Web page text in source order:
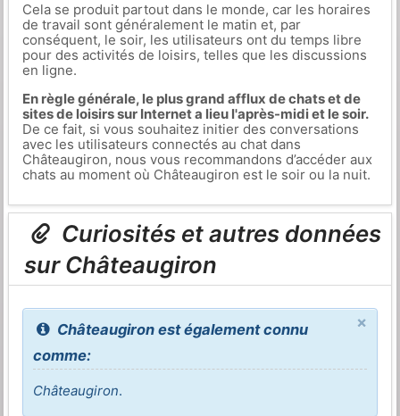
Cela se produit partout dans le monde, car les horaires
de travail sont généralement le matin et, par
conséquent, le soir, les utilisateurs ont du temps libre
pour des activités de loisirs, telles que les discussions
en ligne.
En règle générale, le plus grand afflux de chats et de
sites de loisirs sur Internet a lieu l'après-midi et le soir.
De ce fait, si vous souhaitez initier des conversations
avec les utilisateurs connectés au chat dans
Châteaugiron, nous vous recommandons d’accéder aux
chats au moment où Châteaugiron est le soir ou la nuit.
Curiosités et autres données
sur Châteaugiron
×
Châteaugiron est également connu
comme:
Châteaugiron.